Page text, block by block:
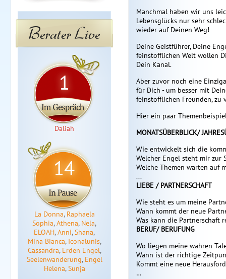
Berater Live
1
Daliah
14
La Donna, Raphaela
Sophia,Athena, Nela,
ELOAH,Anni,Shana,
Mina Bianca, Iconalunis,
Cassandra, Erden Engel,
Seelenwanderung, Engel
Helena,Sunja
Manchmal haben wir uns
Lebensglücks nur sehr
wieder auf Deinen Weg!
Deine Geistführer, Deine
feinstofflichen Welt wollen
Dein Kanal.
Aber zuvor noch eine
für Dich - um besser mit
feinstofflichen Freunden, zu
Hier ein paar
MONATSÜBERBLICK/
Wie entwickelt sich die
Welcher Engel steht mir zur
Welche Themen warten auf
...
LIEBE / PARTNERSCHAFT
Wie steht es um meine
Wann kommt der neue
Was kann die Partnerschaft
BERUF/ BERUFUNG
Wo liegen meine wahren
Wann ist der richtige
Kommt eine neue
…